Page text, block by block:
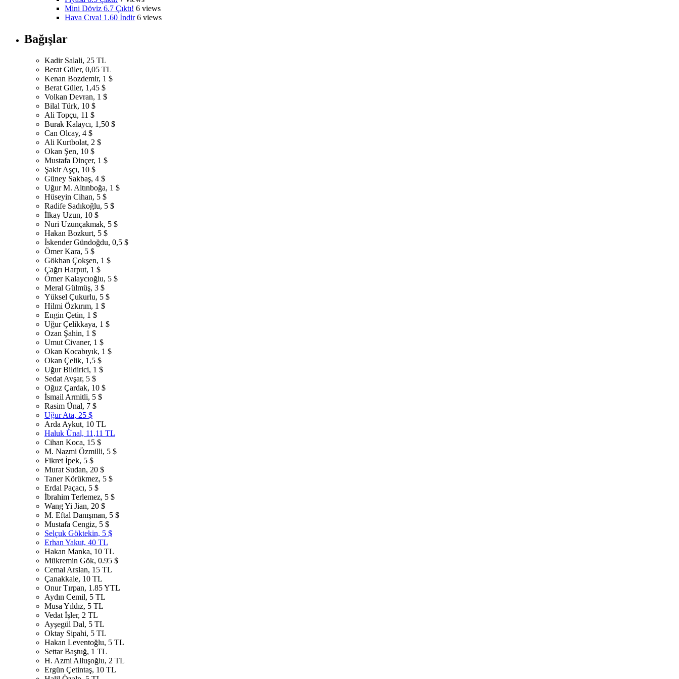
Mini Döviz 6.7 Çıktı! 6 views
Hava Cıva! 1.60 İndir 6 views
Bağışlar
Kadir Salali, 25 TL
Berat Güler, 0,05 TL
Kenan Bozdemir, 1 $
Berat Güler, 1,45 $
Volkan Devran, 1 $
Bilal Türk, 10 $
Ali Topçu, 11 $
Burak Kalaycı, 1,50 $
Can Olcay, 4 $
Ali Kurtbolat, 2 $
Okan Şen, 10 $
Mustafa Dinçer, 1 $
Şakir Aşçı, 10 $
Güney Sakbaş, 4 $
Uğur M. Altınboğa, 1 $
Hüseyin Cihan, 5 $
Radife Sadıkoğlu, 5 $
İlkay Uzun, 10 $
Nuri Uzunçakmak, 5 $
Hakan Bozkurt, 5 $
İskender Gündoğdu, 0,5 $
Ömer Kara, 5 $
Gökhan Çokşen, 1 $
Çağrı Harput, 1 $
Ömer Kalaycıoğlu, 5 $
Meral Gülmüş, 3 $
Yüksel Çukurlu, 5 $
Hilmi Özkırım, 1 $
Engin Çetin, 1 $
Uğur Çelikkaya, 1 $
Ozan Şahin, 1 $
Umut Civaner, 1 $
Okan Kocabıyık, 1 $
Okan Çelik, 1,5 $
Uğur Bildirici, 1 $
Sedat Avşar, 5 $
Oğuz Çardak, 10 $
İsmail Armitli, 5 $
Rasim Ünal, 7 $
Uğur Ata, 25 $
Arda Aykut, 10 TL
Haluk Ünal, 11,11 TL
Cihan Koca, 15 $
M. Nazmi Özmilli, 5 $
Fikret İpek, 5 $
Murat Sudan, 20 $
Taner Körükmez, 5 $
Erdal Paçacı, 5 $
İbrahim Terlemez, 5 $
Wang Yi Jian, 20 $
M. Eftal Danışman, 5 $
Mustafa Cengiz, 5 $
Selçuk Göktekin, 5 $
Erhan Yakut, 40 TL
Hakan Manka, 10 TL
Mükremin Gök, 0.95 $
Cemal Arslan, 15 TL
Çanakkale, 10 TL
Onur Tırpan, 1.85 YTL
Aydın Cemil, 5 TL
Musa Yıldız, 5 TL
Vedat İşler, 2 TL
Ayşegül Dal, 5 TL
Oktay Sipahi, 5 TL
Hakan Leventoğlu, 5 TL
Settar Baştuğ, 1 TL
H. Azmi Alluşoğlu, 2 TL
Ergün Çetintaş, 10 TL